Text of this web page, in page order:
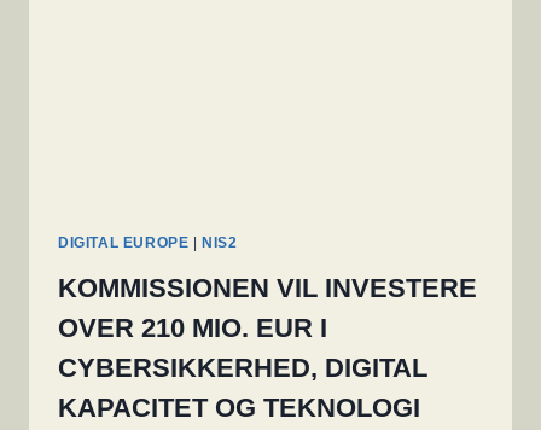
DIGITAL EUROPE |NIS2
KOMMISSIONEN VIL INVESTERE
OVER 210 MIO. EUR I
CYBERSIKKERHED, DIGITAL
KAPACITET OG TEKNOLOGI